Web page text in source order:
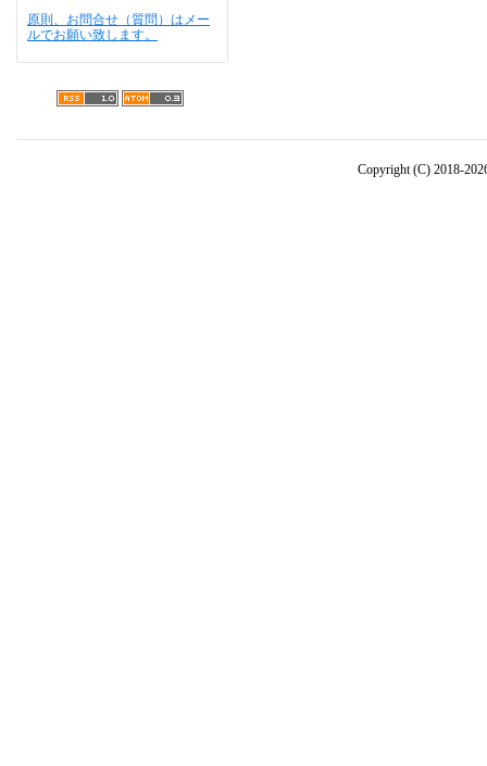
原則、お問合せ（質問）はメー
ルでお願い致します。
Copyright (C) 2018-